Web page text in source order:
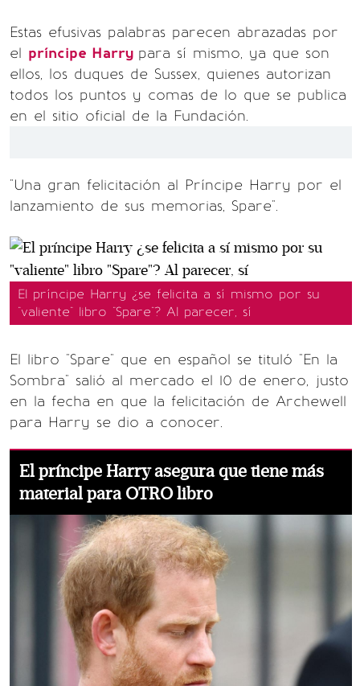
Estas efusivas palabras parecen abrazadas por
el príncipe Harry para sí mismo, ya que son
ellos, los duques de Sussex, quienes autorizan
todos los puntos y comas de lo que se publica
en el sitio oficial de la Fundación.
"Una gran felicitación al Príncipe Harry por el
lanzamiento de sus memorias, Spare".
El príncipe Harry ¿se felicita a sí mismo por su
"valiente" libro "Spare"? Al parecer, sí
El libro "Spare" que en español se tituló "En la
Sombra" salió al mercado el 10 de enero, justo
en la fecha en que la felicitación de Archewell
para Harry se dio a conocer.
El príncipe Harry asegura que tiene más
material para OTRO libro